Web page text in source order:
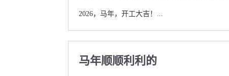
2026，马年，开工大吉！...
马年顺顺利利的